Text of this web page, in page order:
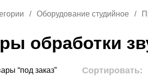
Оборудование студийное
обработки
“под заказ” Сортировать: